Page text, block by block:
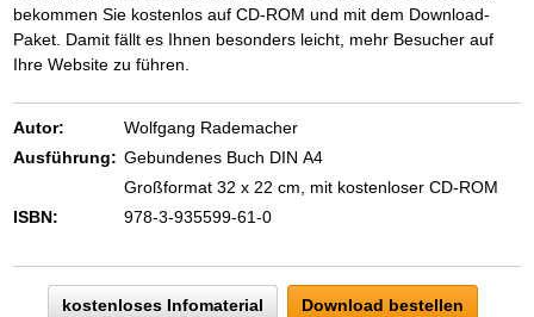
bekommen Sie kostenlos auf CD-ROM und mit dem Download-
Paket. Damit fällt es Ihnen besonders leicht, mehr Besucher auf
Ihre Website zu führen.
Autor:
Wolfgang Rademacher
Ausführung: Gebundenes Buch DIN A4
Großformat 32 x 22 cm, mit kostenloser CD-ROM
ISBN:
978-3-935599-61-0
kostenloses Infomaterial Download bestellen